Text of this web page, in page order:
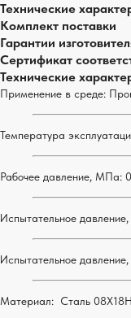
Технические
Комплект поставки
Гарантии
Сертификат
Технические
Применение в среде:
Температура
Рабочее давление, МПа:
Испытательное
Испытательное
Материал: Сталь